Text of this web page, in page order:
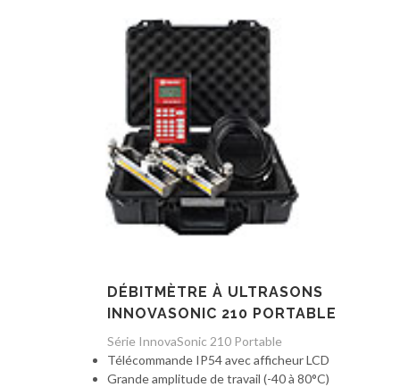
DÉBITMÈTRE À ULTRASONS
INNOVASONIC 210 PORTABLE
Série InnovaSonic 210 Portable
Télécommande IP54 avec afficheur LCD
Grande amplitude de travail (-40 à 80°C)